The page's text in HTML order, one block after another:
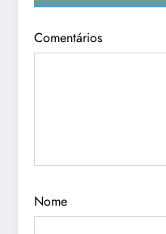
Comentários
Nome